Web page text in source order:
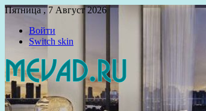
Пятница , 7 Август 2026
Войти
Switch skin